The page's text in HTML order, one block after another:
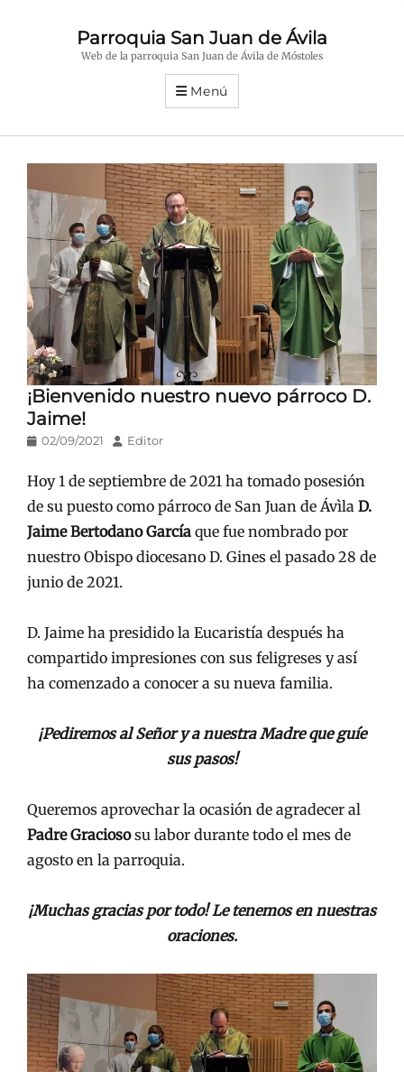
Parroquia San Juan de Ávila
Web de la parroquia San Juan de Ávila de Móstoles
Menú
¡Bienvenido nuestro nuevo párroco D.
Jaime!
Publicado
02/09/2021 AutorEditor
Hoy 1 de septiembre de 2021 ha tomado posesión
de su puesto como párroco de San Juan de Ávìla D.
Jaime Bertodano García que fue nombrado por
nuestro Obispo diocesano D. Gines el pasado 28 de
junio de 2021.
D. Jaime ha presidido la Eucaristía después ha
compartido impresiones con sus feligreses y así
ha comenzado a conocer a su nueva familia.
¡Pediremos al Señor y a nuestra Madre que guíe
sus pasos!
Queremos aprovechar la ocasión de agradecer al
Padre Graciososu labor durante todo el mes de
agosto en la parroquia.
¡Muchas gracias por todo! Le tenemos en nuestras
oraciones.